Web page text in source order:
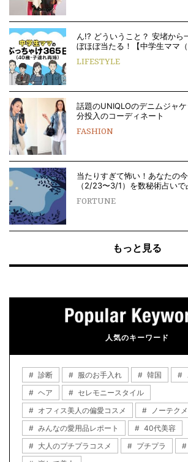
ん!? どういうこと？ 安堵から
ぼほぼ当たる！【中学生ママ
LIFESTYLE
話題のUNIQLOのデニムジャ
分投入のコーディネート
FASHION
当たりすぎて怖い！あなたの
（2/23〜3/1）を数秘術占いで
FORTUNE
もっと見る
人気のキーワード
診断 服のお手入れ 韓国
ヘア
セレモニースタイル
オフィス美人の偏愛コスメ
ノーテク
みんなの愛用品レポート
40代美容
大人のプチプラコスメ
プチプラ